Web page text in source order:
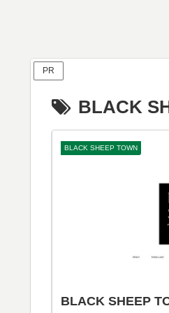
PR
BLACK
BLACK SHEEP TOWN
BLACK SHEEP